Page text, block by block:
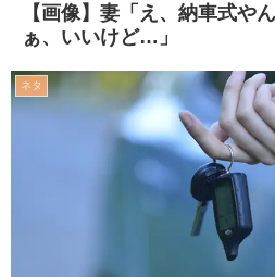
【画像】妻「え、納車式や
ぁ、いいけど…」
ネタ